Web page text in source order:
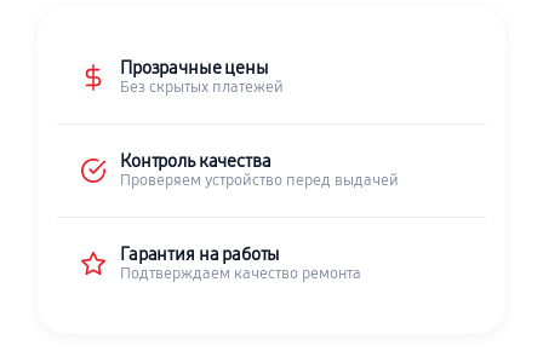
Прозрачные цены
Без скрытых платежей
Контроль качества
Проверяем устройство перед выдачей
Гарантия на работы
Подтверждаем качество ремонта